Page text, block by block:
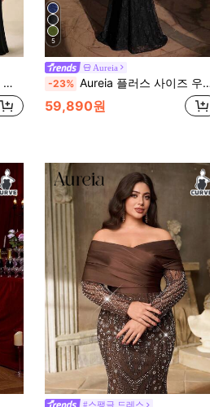
5
Aureia
-23% Aureia 플러스 사이즈 우아하고 섹시한 블랙 오프숄더 럭셔리 진주 라인스톤 패치워크 프렌치 레이스 피쉬본 장식 러쉬드 허리 핏 머메이드 헴 트레인 헤비 워크 이브닝 드레스 (헤비 워크 디자인)
59,890원
#스팽글 드레스